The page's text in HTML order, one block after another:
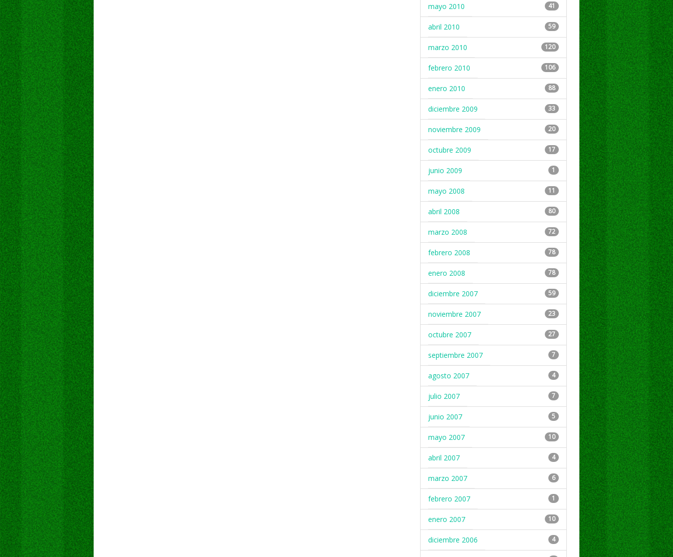
mayo 2010 41
abril 2010 59
marzo 2010 120
febrero 2010 106
enero 2010 88
diciembre 2009 33
noviembre 2009 20
octubre 2009 17
junio 2009 1
mayo 2008 11
abril 2008 80
marzo 2008 72
febrero 2008 78
enero 2008 78
diciembre 2007 59
noviembre 2007 23
octubre 2007 27
septiembre 2007 7
agosto 2007 4
julio 2007 7
junio 2007 5
mayo 2007 10
abril 2007 4
marzo 2007 6
febrero 2007 1
enero 2007 10
diciembre 2006 4